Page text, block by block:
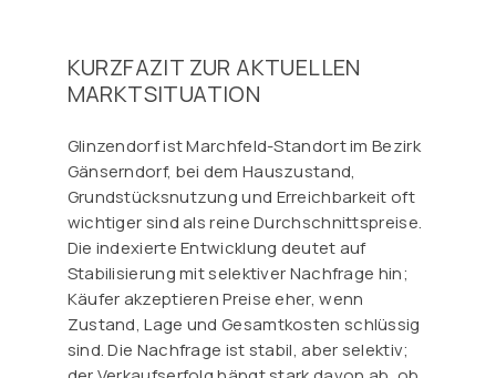
KURZFAZIT ZUR AKTUELLEN
MARKTSITUATION
Glinzendorf ist Marchfeld-Standort im Bezirk
Gänserndorf, bei dem Hauszustand,
Grundstücksnutzung und Erreichbarkeit oft
wichtiger sind als reine Durchschnittspreise.
Die indexierte Entwicklung deutet auf
Stabilisierung mit selektiver Nachfrage hin;
Käufer akzeptieren Preise eher, wenn
Zustand, Lage und Gesamtkosten schlüssig
sind. Die Nachfrage ist stabil, aber selektiv;